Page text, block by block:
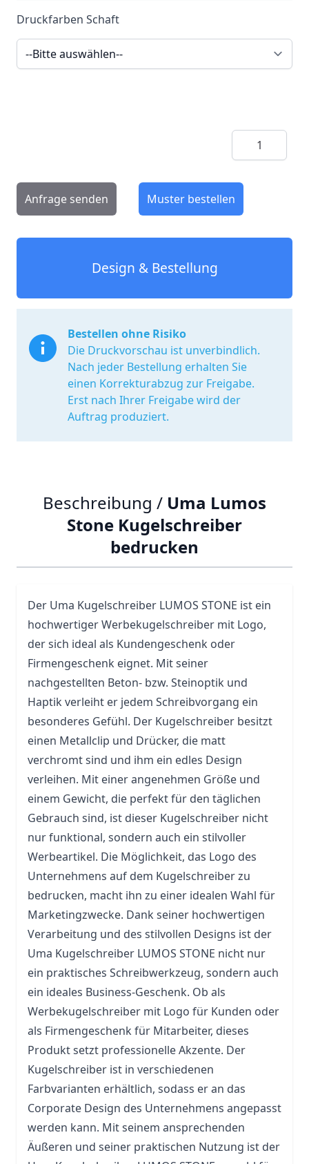
Druckfarben Schaft
Menge
Anfrage senden Muster bestellen
Design & Bestellung
Bestellen ohne Risiko
Die Druckvorschau ist unverbindlich.
Nach jeder Bestellung erhalten Sie
einen Korrekturabzug zur Freigabe.
Erst nach Ihrer Freigabe wird der
Auftrag produziert.
Beschreibung / Uma Lumos
Stone Kugelschreiber
bedrucken
Der Uma Kugelschreiber LUMOS STONE ist ein
hochwertigerWerbekugelschreiber mit Logo,
der sich ideal als Kundengeschenk oder
Firmengeschenk eignet. Mit seiner
nachgestellten Beton- bzw. Steinoptik und
Haptik verleiht er jedem Schreibvorgang ein
besonderes Gefühl. Der Kugelschreiber besitzt
einen Metallclip und Drücker, die matt
verchromt sind und ihm ein edles Design
verleihen. Mit einer angenehmen Größe und
einem Gewicht, die perfekt für den täglichen
Gebrauch sind, ist dieser Kugelschreiber nicht
nur funktional, sondern auch ein stilvoller
Werbeartikel. Die Möglichkeit, das Logo des
Unternehmens auf dem Kugelschreiber zu
bedrucken, macht ihn zu einer idealen Wahl für
Marketingzwecke. Dank seiner hochwertigen
Verarbeitung und des stilvollen Designs ist der
Uma Kugelschreiber LUMOS STONE nicht nur
ein praktisches Schreibwerkzeug, sondern auch
ein ideales Business-Geschenk. Ob als
Werbekugelschreiber mit Logo für Kunden oder
als Firmengeschenk für Mitarbeiter, dieses
Produkt setzt professionelle Akzente. Der
Kugelschreiber ist in verschiedenen
Farbvarianten erhältlich, sodass er an das
Corporate Design des Unternehmens angepasst
werden kann. Mit seinem ansprechenden
Äußeren und seiner praktischen Nutzung ist der